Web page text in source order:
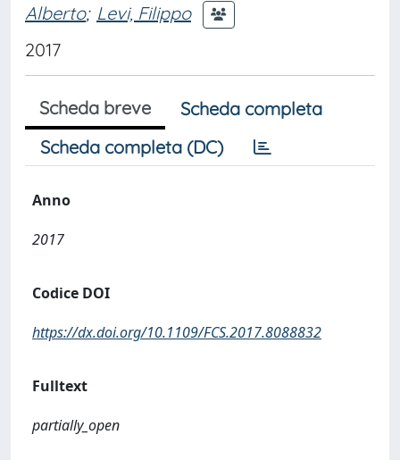
Alberto; Levi, Filippo
2017
Scheda breve
Scheda completa
Scheda completa (DC)
Anno
2017
Codice DOI
https://dx.doi.org/10.1109/FCS.2017.8088832
Fulltext
partially_open